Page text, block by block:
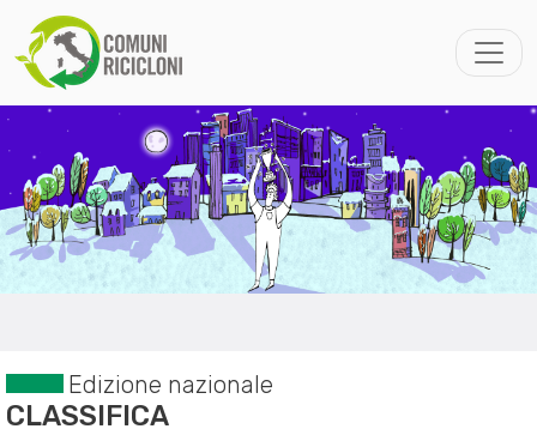
Edizione nazionale
CLASSIFICA